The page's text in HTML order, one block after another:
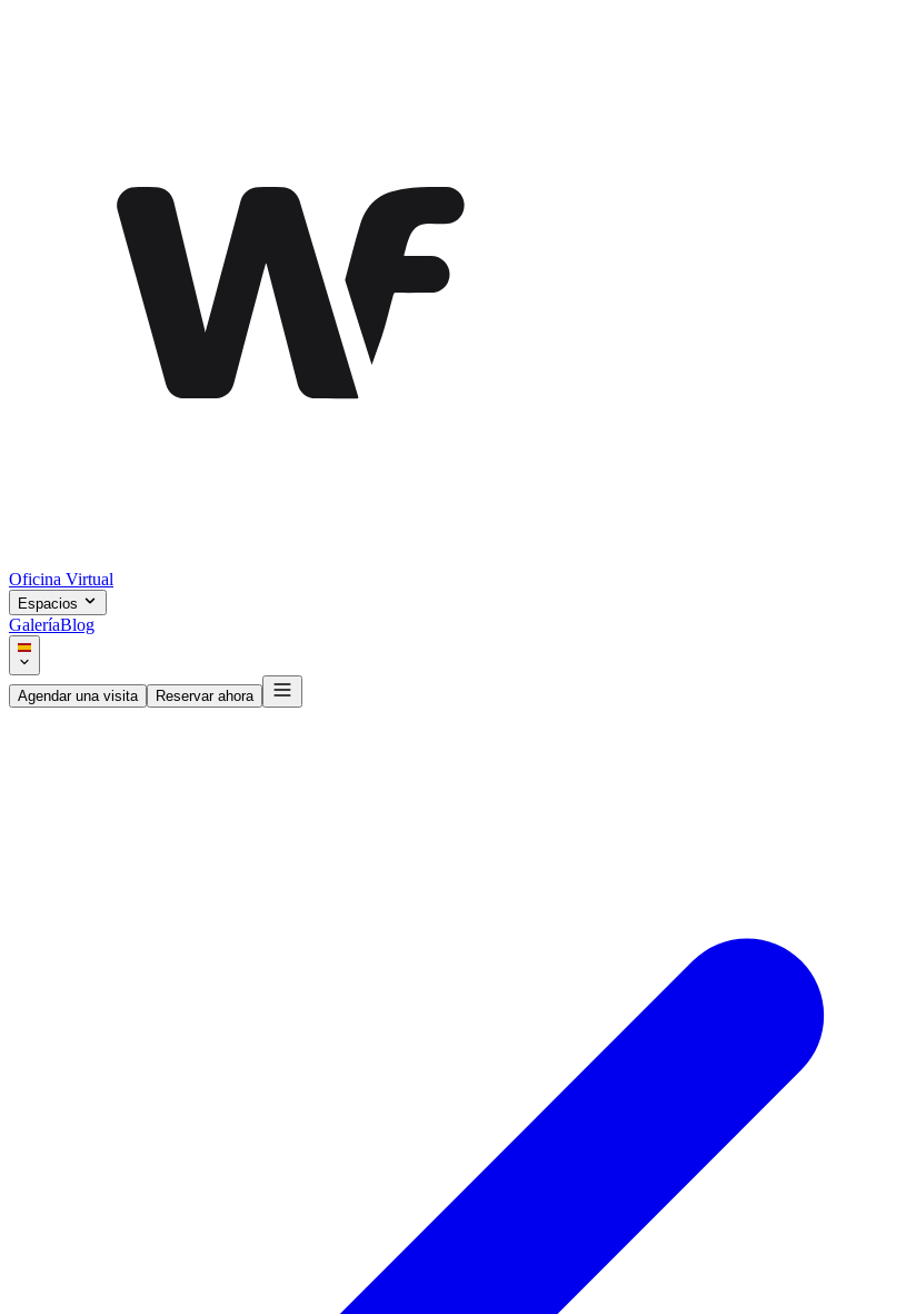
Oficina Virtual
Espacios
GaleríaBlog
Agendar una visita Reservar ahora